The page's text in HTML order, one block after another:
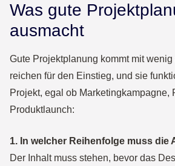
Was gute
ausmacht
Gute Projektplanung kommt mit
reichen für den Einstieg, und sie
Projekt, egal ob Marketingkampagne,
Produktlaunch:
1. In welcher Reihenfolge muss die
Der Inhalt muss stehen, bevor das